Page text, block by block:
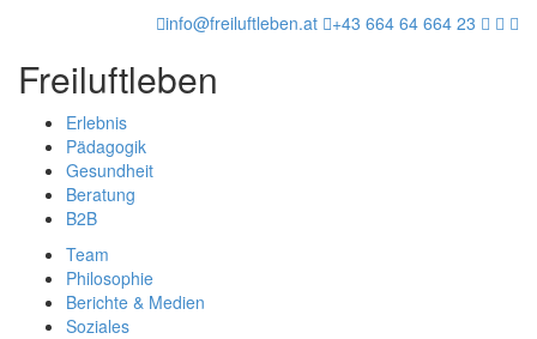
info@freiluftleben.at
+43 664 64 664 23
Freiluftleben
Erlebnis
Pädagogik
Gesundheit
Beratung
B2B
Team
Philosophie
Berichte & Medien
Soziales